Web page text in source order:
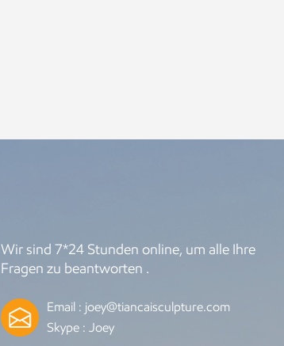
Wir sind 7*24 Stunden online, um alle Ihre
Fragen zu beantworten .
Email : joey@tiancaisculpture.com
Skype :Joey